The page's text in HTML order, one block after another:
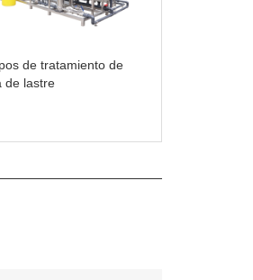
de tratamiento de
de lastre